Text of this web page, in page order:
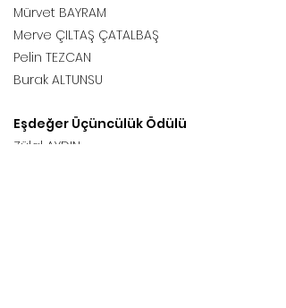
Mürvet BAYRAM
Merve ÇILTAŞ ÇATALBAŞ
Pelin TEZCAN
Burak ALTUNSU
Eşdeğer Üçüncülük Ödülü
Zülal AYDIN